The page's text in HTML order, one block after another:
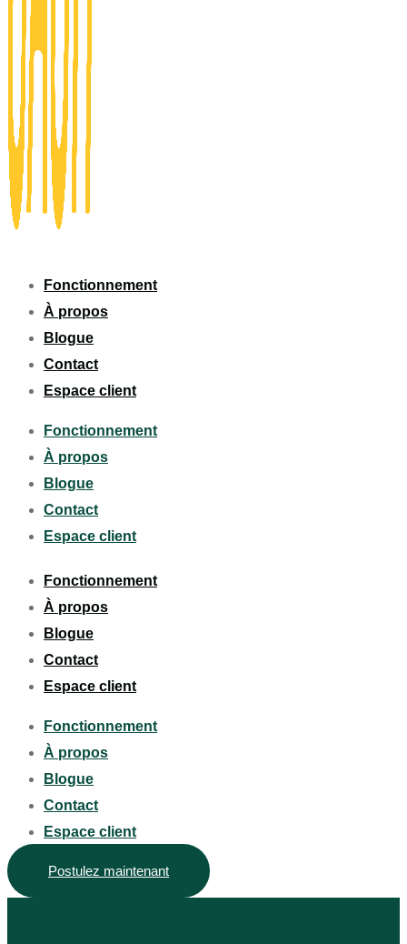
Fonctionnement
À propos
Blogue
Contact
Espace client
Fonctionnement
À propos
Blogue
Contact
Espace client
Fonctionnement
À propos
Blogue
Contact
Espace client
Fonctionnement
À propos
Blogue
Contact
Espace client
Postulez maintenant